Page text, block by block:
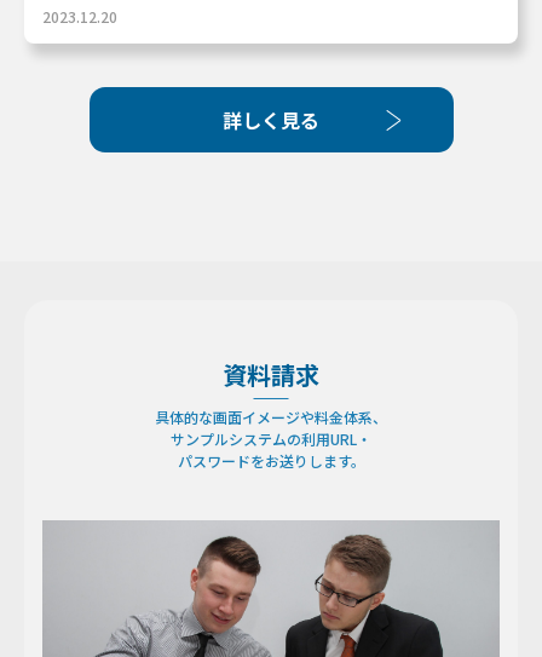
2023.12.20
詳しく見る
資料請求
具体的な画面イメージや料金体系、
サンプルシステムの利用URL・
パスワードをお送りします。